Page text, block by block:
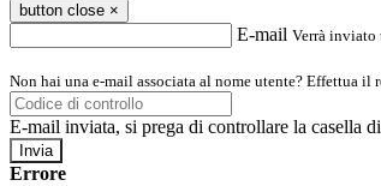
button close ×
E-mail Verrà inviato
Non hai una e-mail associata al nome utente? Effettua il
E-mail inviata, si prega di controllare la casella
Errore